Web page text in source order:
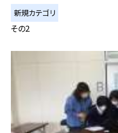
新規カテゴリ
その2